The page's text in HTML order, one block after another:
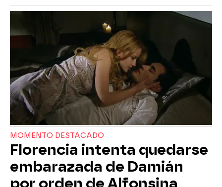
MOMENTO DESTACADO
Florencia intenta quedarse
embarazada de Damián
por orden de Alfonsina